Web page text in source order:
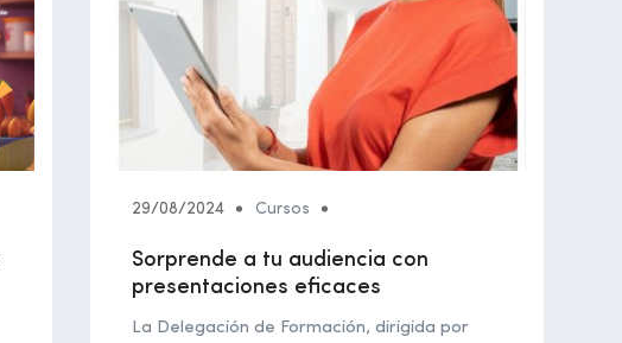
29/08/2024 Cursos
Sorprende a tu audiencia con
presentaciones eficaces
La Delegación de Formación, dirigida por